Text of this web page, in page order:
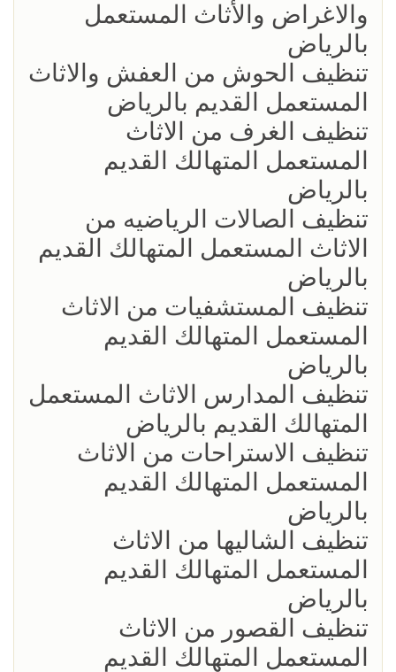
والاغراض والأثاث المستعمل
بالرياض
تنظيف الحوش من العفش والاثاث
المستعمل القديم بالرياض
تنظيف الغرف من الاثاث
المستعمل المتهالك القديم
بالرياض
تنظيف الصالات الرياضيه من
الاثاث المستعمل المتهالك القديم
بالرياض
تنظيف المستشفيات من الاثاث
المستعمل المتهالك القديم
بالرياض
تنظيف المدارس الاثاث المستعمل
المتهالك القديم بالرياض
تنظيف الاستراحات من الاثاث
المستعمل المتهالك القديم
بالرياض
تنظيف الشاليها من الاثاث
المستعمل المتهالك القديم
بالرياض
تنظيف القصور من الاثاث
المستعمل المتهالك القديم